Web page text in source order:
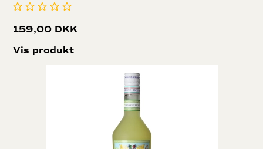
159,00 DKK
Vis produkt